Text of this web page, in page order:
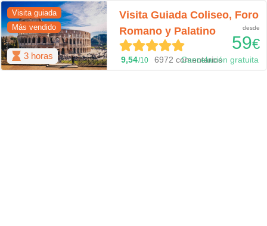
Visita guiada
Más vendido
3 horas
Visita Guiada Coliseo, Foro
Romano y Palatino
9,54 6972 comentarios
desde
59€
Cancelación gratuita